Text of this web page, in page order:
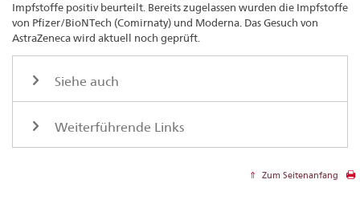
Impfstoffe positiv beurteilt. Bereits zugelassen wurden die Impfstoffe
von Pfizer/BioNTech (Comirnaty) und Moderna. Das Gesuch von
AstraZeneca wird aktuell noch geprüft.
Siehe auch
Weiterführende Links
Zum Seitenanfang